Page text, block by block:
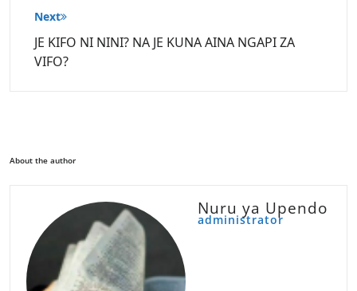
Next
JE KIFO NI NINI? NA JE KUNA AINA NGAPI ZA
VIFO?
About the author
Nuru ya Upendo
administrator